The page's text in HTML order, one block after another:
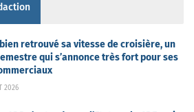
retrouvé sa vitesse de croisière, un
qui s’annonce très fort pour ses
2026